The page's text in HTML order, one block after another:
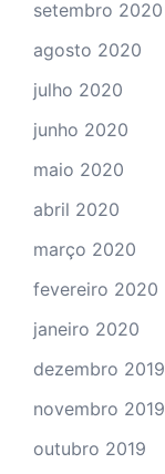
setembro 2020
agosto 2020
julho 2020
junho 2020
maio 2020
abril 2020
março 2020
fevereiro 2020
janeiro 2020
dezembro 2019
novembro 2019
outubro 2019